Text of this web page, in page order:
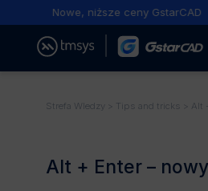
Nowe, niższe ceny GstarCAD
Strefa WIedzy Tips and tricks > Alt
Alt + Enter –